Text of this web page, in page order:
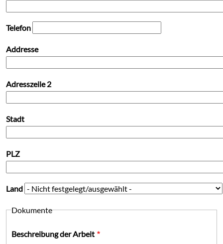
Telefon
Addresse
Adresszeile 2
Stadt
PLZ
Land
Dokumente
Beschreibung der Arbeit